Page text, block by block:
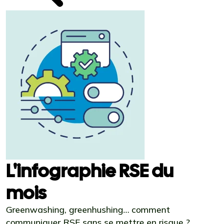
L'infographie RSE du
mois
Greenwashing, greenhushing… comment